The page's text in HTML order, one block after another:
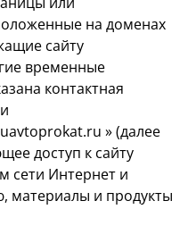
на доменах
сайту
временные
контактная
» (далее
доступ к сайту
сети Интернет и
материалы и продукты